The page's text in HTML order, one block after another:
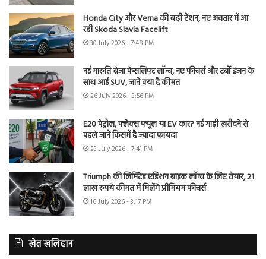
Honda City और Verna की बढ़ी टेंशन, नए अवतार में आ
रही Skoda Slavia Facelift
30 July 2026 - 7:48 PM
नई मारुति ब्रेजा फेसलिफ्ट लॉन्च, नए फीचर्स और टर्बो इंजन के
साथ आई SUV, जानें क्या है कीमत
26 July 2026 - 3:56 PM
E20 पेट्रोल, फ्लेक्स फ्यूल या EV कार? नई गाड़ी खरीदने से
पहले जानें किसमें है ज्यादा फायदा
23 July 2026 - 7:41 PM
Triumph की लिमिटेड एडिशन बाइक लॉन्च के लिए तैयार, 21
लाख रुपये कीमत में मिलेंगे प्रीमियम फीचर्स
16 July 2026 - 3:17 PM
खेत खलिहान